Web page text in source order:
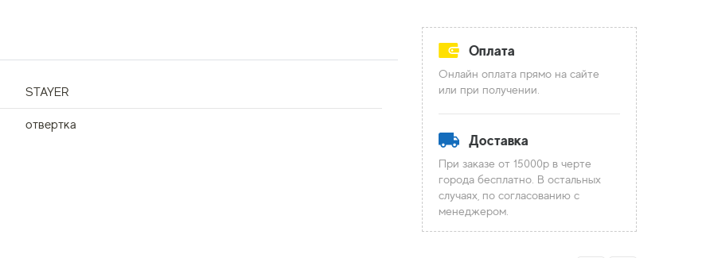
STAYER
отвертка
Оплата
Онлайн оплата прямо на сайте
или при получении.
Доставка
При заказе от 15000р в черте
города бесплатно. В остальных
случаях, по согласованию с
менеджером.